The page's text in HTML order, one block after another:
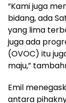
“Kami juga
bidang, ada
yang lima
juga ada
(OVOC) itu
maju,”
Emil
antara